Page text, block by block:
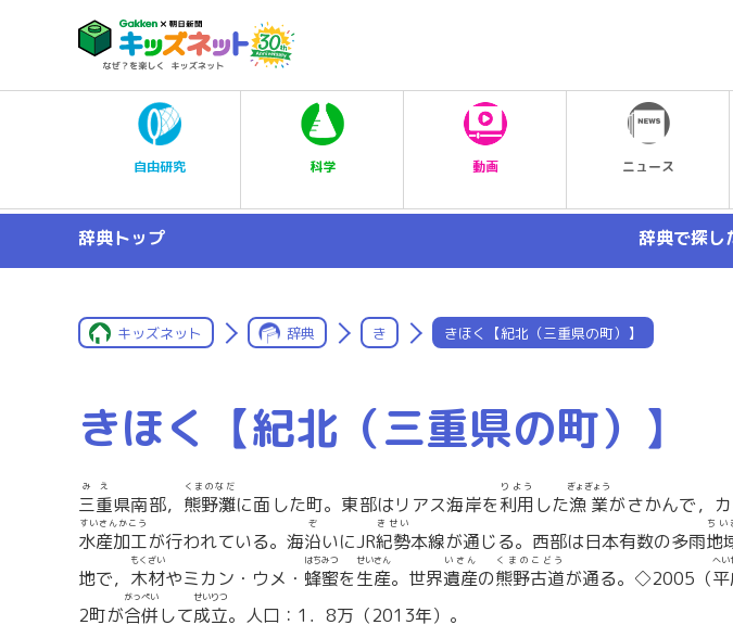
自由研究 科学 動画 ニュース
辞典トップ 辞典で探し
キッズネット 辞典 き きほく【紀北（三重県の町）】
きほく【紀北（三重県の町）】
三重
みえ
県南部， 熊野灘
くまのなだ
に面した町。東部はリアス海岸を利用
りよう
した漁業
ぎょぎょう
がさかんで，
水産加工
すいさんかこう
が行われている。海沿
ぞ
いにJR紀勢
きせい
本線が通じる。西部は日本有数の多雨地
ちい
地で， 木材
もくざい
やミカン・ウメ・ 蜂蜜
はちみつ
を生産
せいさん
。世界遺産
いさん
の熊野古道
くまのこどう
が通る。◇2005（
へい
2町が合併
がっぺい
して成立
せいりつ
。人口：1．8万（2013年）。